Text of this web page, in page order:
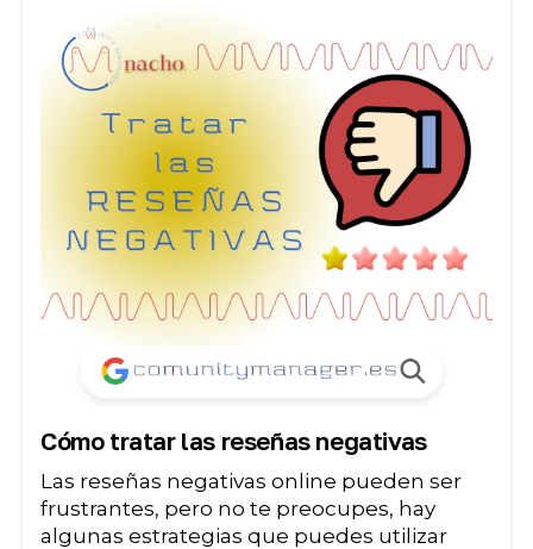
Cómo tratar las reseñas negativas
Las reseñas negativas online pueden ser
frustrantes, pero no te preocupes, hay
algunas estrategias que puedes utilizar